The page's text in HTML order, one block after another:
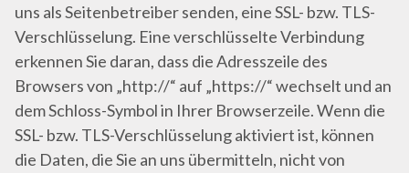
uns als Seitenbetreiber senden, eine SSL- bzw. TLS-
Verschlüsselung. Eine verschlüsselte Verbindung
erkennen Sie daran, dass die Adresszeile des
Browsers von „http://“ auf „https://“ wechselt und an
dem Schloss-Symbol in Ihrer Browserzeile. Wenn die
SSL- bzw. TLS-Verschlüsselung aktiviert ist, können
die Daten, die Sie an uns übermitteln, nicht von